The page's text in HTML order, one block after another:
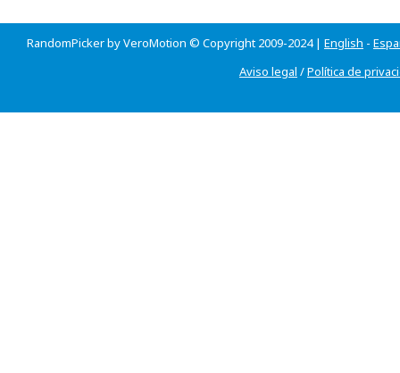
RandomPicker by VeroMotion © Copyright 2009-2024 | English -
Aviso legal /Política de